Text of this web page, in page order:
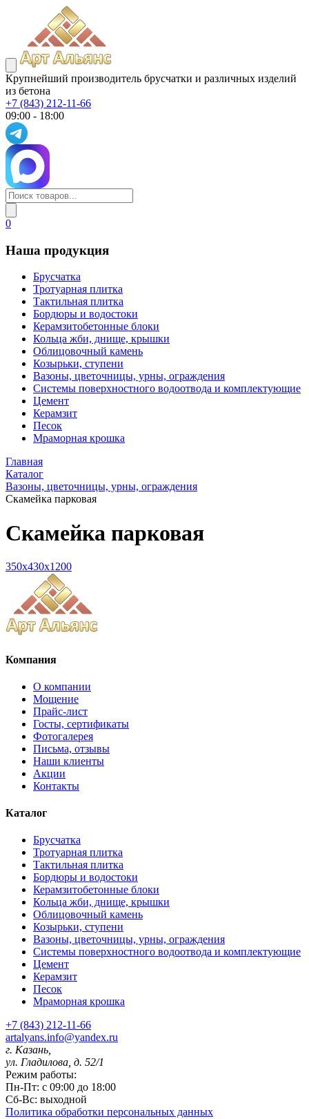
Крупнейший производитель брусчатки и различных изделий
из бетона
+7 (843) 212-11-66
09:00 - 18:00
0
Наша продукция
Брусчатка
Тротуарная плитка
Тактильная плитка
Бордюры и водостоки
Керамзитобетонные блоки
Кольца жби, днище, крышки
Облицовочный камень
Козырьки, ступени
Вазоны, цветочницы, урны, ограждения
Системы поверхностного водоотвода и комплектующие
Цемент
Керамзит
Песок
Мраморная крошка
Главная
Каталог
Вазоны, цветочницы, урны, ограждения
Скамейка парковая
Скамейка парковая
350x430x1200
Компания
О компании
Мощение
Прайс-лист
Госты, сертификаты
Фотогалерея
Письма, отзывы
Наши клиенты
Акции
Контакты
Каталог
Брусчатка
Тротуарная плитка
Тактильная плитка
Бордюры и водостоки
Керамзитобетонные блоки
Кольца жби, днище, крышки
Облицовочный камень
Козырьки, ступени
Вазоны, цветочницы, урны, ограждения
Системы поверхностного водоотвода и комплектующие
Цемент
Керамзит
Песок
Мраморная крошка
+7 (843) 212-11-66
artalyans.info@yandex.ru
г. Казань,
ул. Гладилова, д. 52/1
Режим работы:
Пн-Пт: с 09:00 до 18:00
Сб-Вс: выходной
Политика обработки персональных данных